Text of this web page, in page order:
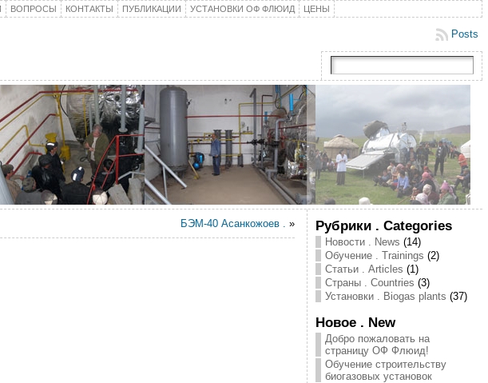
ВОПРОСЫ КОНТАКТЫ ПУБЛИКАЦИИ УСТАНОВКИ ОФ ФЛЮИД ЦЕНЫ
Posts
БЭМ-40 Асанкожоев . » Рубрики . Categories
Новости . News (14)
Обучение . Trainings (2)
Статьи . Articles (1)
Страны . Countries (3)
Установки . Biogas plants (37)
Новое . New
Добро пожаловать на
страницу ОФ Флюид!
Обучение строительству
биогазовых установок